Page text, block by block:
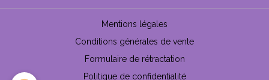
Mentions légales
Conditions générales de vente
Formulaire de rétractation
Politique de confidentialité